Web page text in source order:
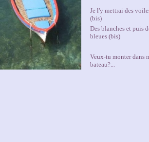
Je l'y mettrai des
(bis)
Des blanches et puis
bleues (bis)
Veux-tu monter dans
bateau?...